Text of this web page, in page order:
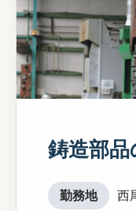
鋳造部品
勤務地 西